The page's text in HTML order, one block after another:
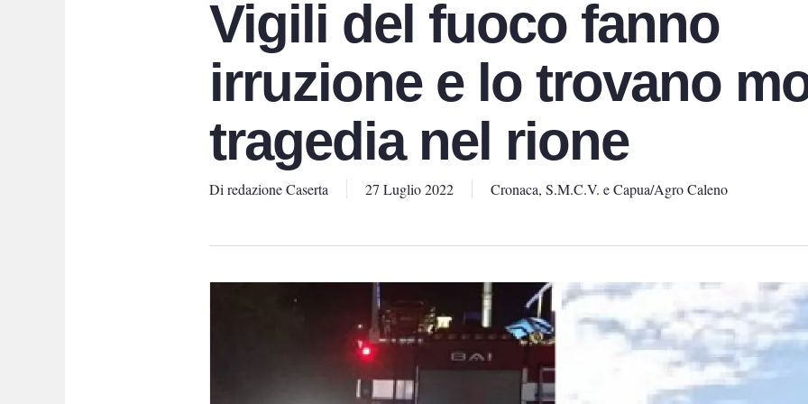
Vigili del fuoco fanno
irruzione e lo trovano
tragedia nel rione
Di redazione Caserta 27 Luglio 2022 Cronaca, S.M.C.V. e Capua/Agro Caleno